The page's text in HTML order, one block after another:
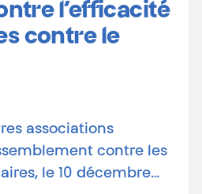
l’efficacité
contre le
associations
contre les
le 10 décembre…